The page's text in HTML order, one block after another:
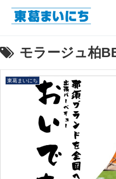
モラージュ柏
東葛まいにち